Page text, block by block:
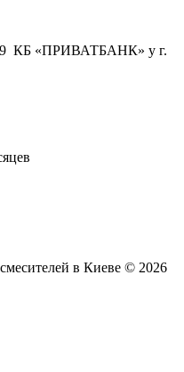
КБ «ПРИВАТБАНК» у г.
в Киеве © 2026